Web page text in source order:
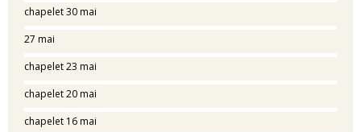
chapelet 30 mai
27 mai
chapelet 23 mai
chapelet 20 mai
chapelet 16 mai